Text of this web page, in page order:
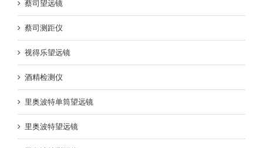
蔡司望远镜
蔡司测距仪
视得乐望远镜
酒精检测仪
里奥波特单筒望远镜
里奥波特望远镜